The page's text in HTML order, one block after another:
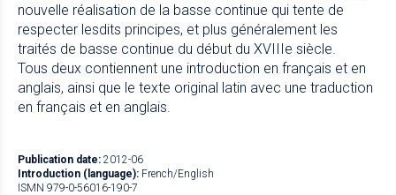
nouvelle réalisation de la basse continue qui tente de
respecter lesdits principes, et plus généralement les
traités de basse continue du début du XVIIIe siècle.
Tous deux contiennent une introduction en français et en
anglais, ainsi que le texte original latin avec une traduction
en français et en anglais.
Publication date: 2012-06
Introduction (language): French/English
ISMN 979-0-56016-190-7